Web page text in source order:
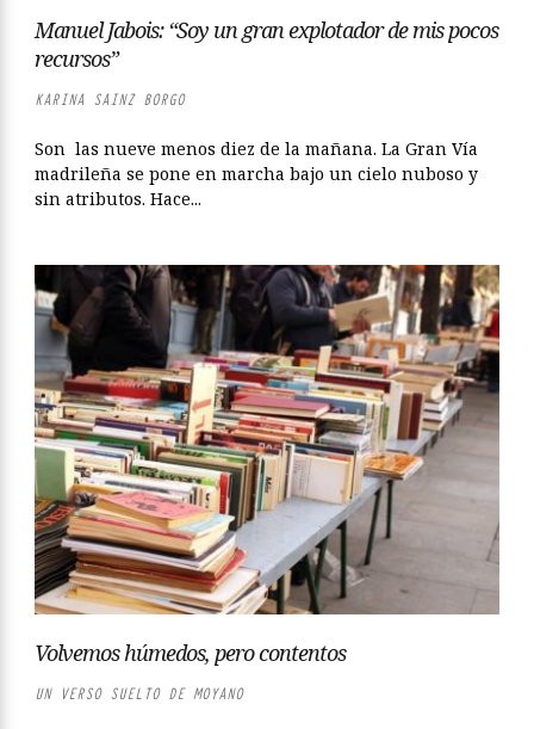
Manuel Jabois: “Soy un gran explotador de mis pocos
recursos”
KARINA SAINZ BORGO
Son las nueve menos diez de la mañana. La Gran Vía
madrileña se pone en marcha bajo un cielo nuboso y
sin atributos. Hace...
Volvemos húmedos, pero contentos
UN VERSO SUELTO DE MOYANO